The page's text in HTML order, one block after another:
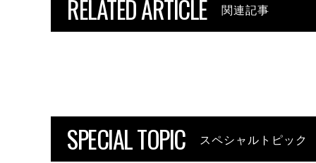
RELATED ARTICLE 関連記事
SPECIAL TOPIC スペシャルトピック